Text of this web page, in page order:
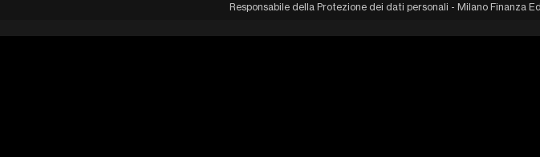
Responsabile della Protezione dei dati personali - Milano Finanza